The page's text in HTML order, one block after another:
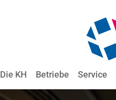
Die KH Betriebe Service